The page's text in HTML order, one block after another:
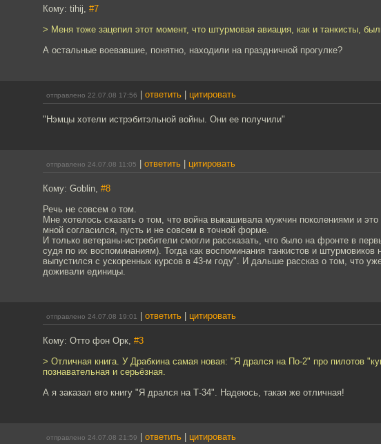
Кому: tihij, #7
> Меня тоже зацепил этот момент, что штурмовая авиация, как и танкисты,
А остальные воевавшие, понятно, находили на праздничной прогулке?
отправлено 22.07.08 17:56 ответить цитировать
"Нэмцы хотели истрэбитэльной войны. Они ее получили"
отправлено 24.07.08 11:05 ответить цитировать
Кому: Goblin, #8
Речь не совсем о том.
Мне хотелось сказать о том, что война выкашивала мужчин поколениями и
мной согласился, пусть и не совсем в точной форме.
И только ветераны-истребители смогли рассказать, что было на фронте в
судя по их воспоминаниям). Тогда как воспоминания танкистов и
выпустился с ускоренных курсов в 43-м году". И дальше рассказ о том, что
доживали единицы.
отправлено 24.07.08 19:01 ответить цитировать
Кому: Отто фон Орк, #3
> Отличная книга. У Драбкина самая новая: "Я дрался на По-2" про пилотов
познавательная и серьёзная.
А я заказал его книгу "Я дрался на Т-34". Надеюсь, такая же отличная!
отправлено 24.07.08 21:59 ответить цитировать